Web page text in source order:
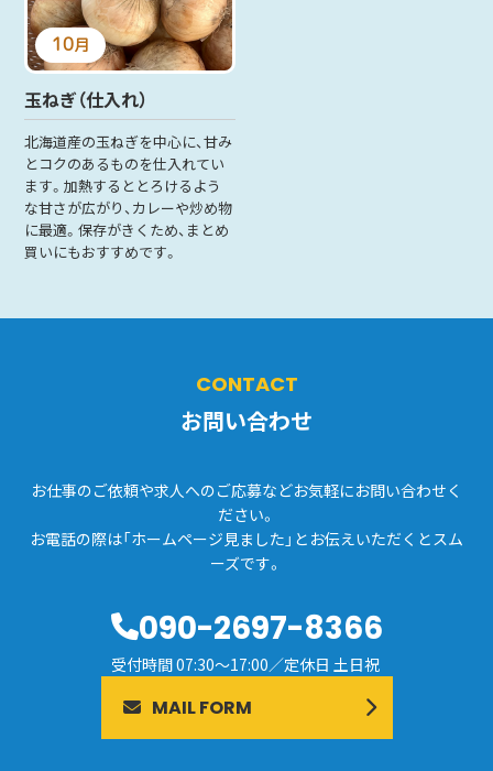
10月
玉ねぎ（仕入れ）
北海道産の玉ねぎを中心に、甘み
とコクのあるものを仕入れてい
ます。加熱するととろけるよう
な甘さが広がり、カレーや炒め物
に最適。保存がきくため、まとめ
買いにもおすすめです。
CONTACT
お問い合わせ
お仕事のご依頼や求人へのご応募などお気軽にお問い合わせく
ださい。
お電話の際は「ホームページ見ました」とお伝えいただくとスム
ーズです。
090-2697-8366
受付時間 07:30～17:00／定休日 土日祝
MAIL FORM